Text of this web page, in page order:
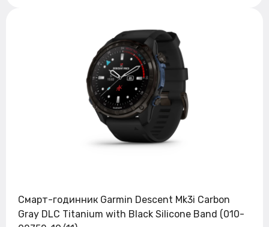
Смарт-годинник Garmin Descent Mk3i Carbon
Gray DLC Titanium with Black Silicone Band (010-